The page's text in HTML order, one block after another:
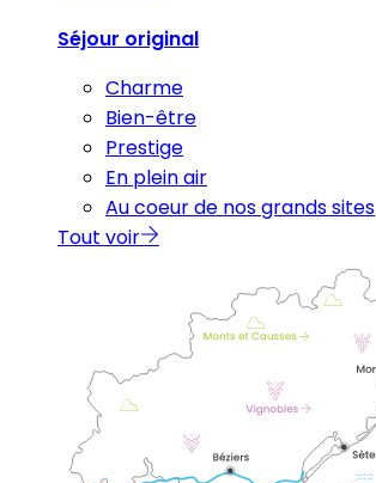
Séjour original
Charme
Bien-être
Prestige
En plein air
Au coeur de nos grands sites
Tout voir